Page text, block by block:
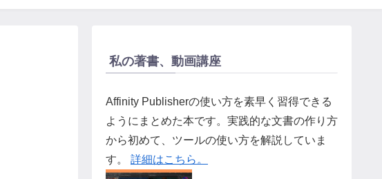
私の著書、動画講座
Affinity Publisherの使い方を素早く習得できる
ようにまとめた本です。実践的な文書の作り方
から初めて、ツールの使い方を解説していま
す。 詳細はこちら。